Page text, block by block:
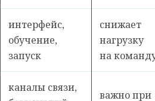
интерфейс,
обучение,
запуск
снижает
нагрузку
на
каналы связи,
важно при